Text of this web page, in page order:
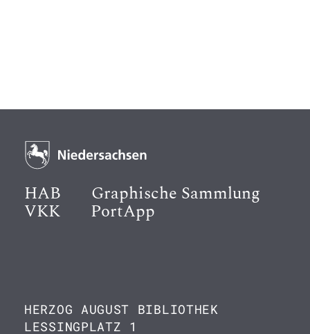
HAB Graphische Sammlung
VKK PortApp
HERZOG AUGUST BIBLIOTHEK
LESSINGPLATZ 1